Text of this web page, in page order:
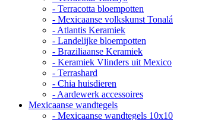
- Terracotta bloempotten
- Mexicaanse volkskunst Tonalá
- Atlantis Keramiek
- Landelijke bloempotten
- Braziliaanse Keramiek
- Keramiek Vlinders uit Mexico
- Terrashard
- Chia huisdieren
- Aardewerk accessoires
Mexicaanse wandtegels
- Mexicaanse wandtegels 10x10